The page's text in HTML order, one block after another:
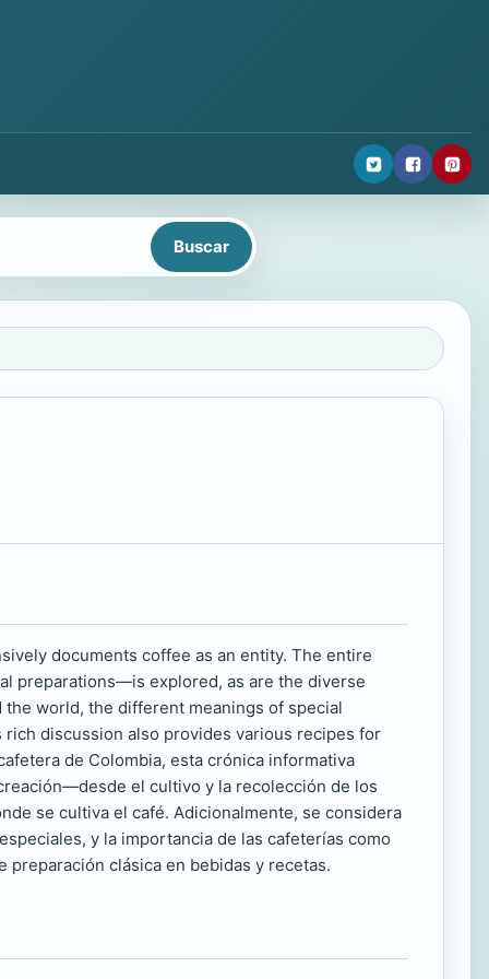
documents coffee as an entity. The entire
preparations—is explored, as are the diverse
world, the different meanings of special
discussion also provides various recipes for
de Colombia, esta crónica informativa
el cultivo y la recolección de los
se cultiva el café. Adicionalmente, se considera
y la importancia de las cafeterías como
clásica en bebidas y recetas.